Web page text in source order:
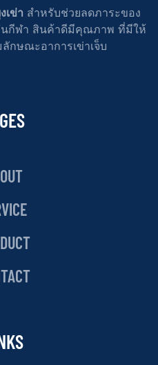
เข่า สำหรับช่วยลดภาระของ
นกีฬา สินค้าดีมีคุณภาพ ที่มีให้
กษณะอาการเข่าเจ็บ